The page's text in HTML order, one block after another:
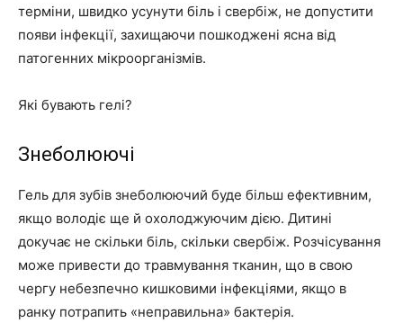
терміни, швидко усунути біль і свербіж, не допустити
появи інфекції, захищаючи пошкоджені ясна від
патогенних мікроорганізмів.
Які бувають гелі?
Знеболюючі
Гель для зубів знеболюючий буде більш ефективним,
якщо володіє ще й охолоджуючим дією. Дитині
докучає не скільки біль, скільки свербіж. Розчісування
може привести до травмування тканин, що в свою
чергу небезпечно кишковими інфекціями, якщо в
ранку потрапить «неправильна» бактерія.